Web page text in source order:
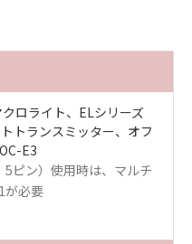
ロライト、ELシリーズ
トランスミッター、オフ
E3
ピン）使用時は、マルチ
が必要